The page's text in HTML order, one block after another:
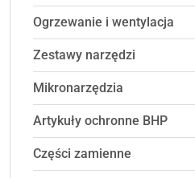
Ogrzewanie i wentylacja
Zestawy narzędzi
Mikronarzędzia
Artykuły ochronne BHP
Części zamienne